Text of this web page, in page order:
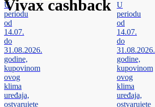
Vivax cashback
U
periodu
od
14.07.
do
31.08.2026.
godine,
kupovinom
ovog
klima
uređaja,
ostvarujete
U
periodu
od
14.07.
do
31.08.2026.
godine,
kupovinom
ovog
klima
uređaja,
ostvarujete